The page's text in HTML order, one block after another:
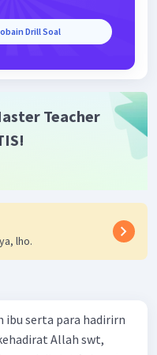
dimakan
Drill Soal
Teacher
lho.
ibu serta para hadirirn
Allah swt,